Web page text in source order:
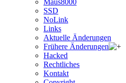
SSD
NoLink
Links
Aktuelle Änderungen
Frühere Änderungen
Hacked
Rechtliches
Kontakt